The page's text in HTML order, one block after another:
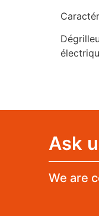
Ask
We are